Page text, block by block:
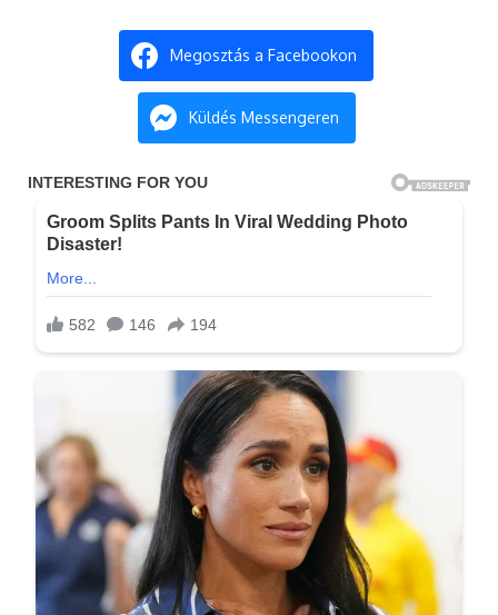
Megosztás a Facebookon
Küldés Messengeren